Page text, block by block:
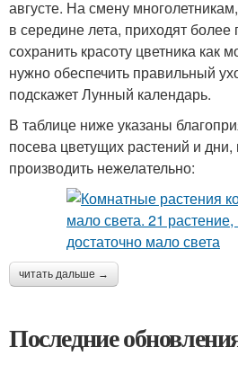
августе. На смену
в середине лета, приходят
сохранить красоту цветника как
нужно обеспечить правильный
подскажет Лунный календарь.
В таблице ниже указаны
посева цветущих растений и
производить нежелательно:
читать дальше →
Последние